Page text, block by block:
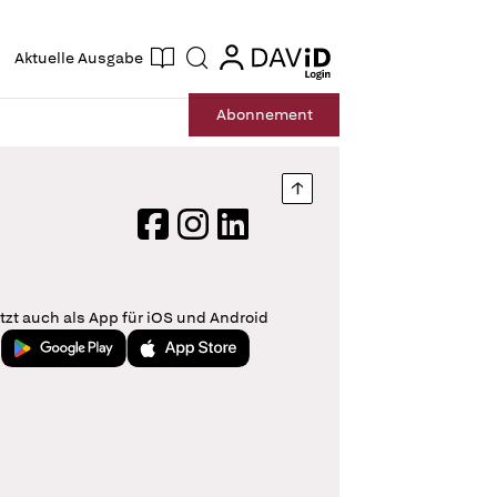
Aktuelle Ausgabe Suche login
login
Abonnement
Nach oben springen
FacebookInstagram
LinkedIn
auch als App für iOS und Android
Jetzt bei Google PlayLaden im App Store